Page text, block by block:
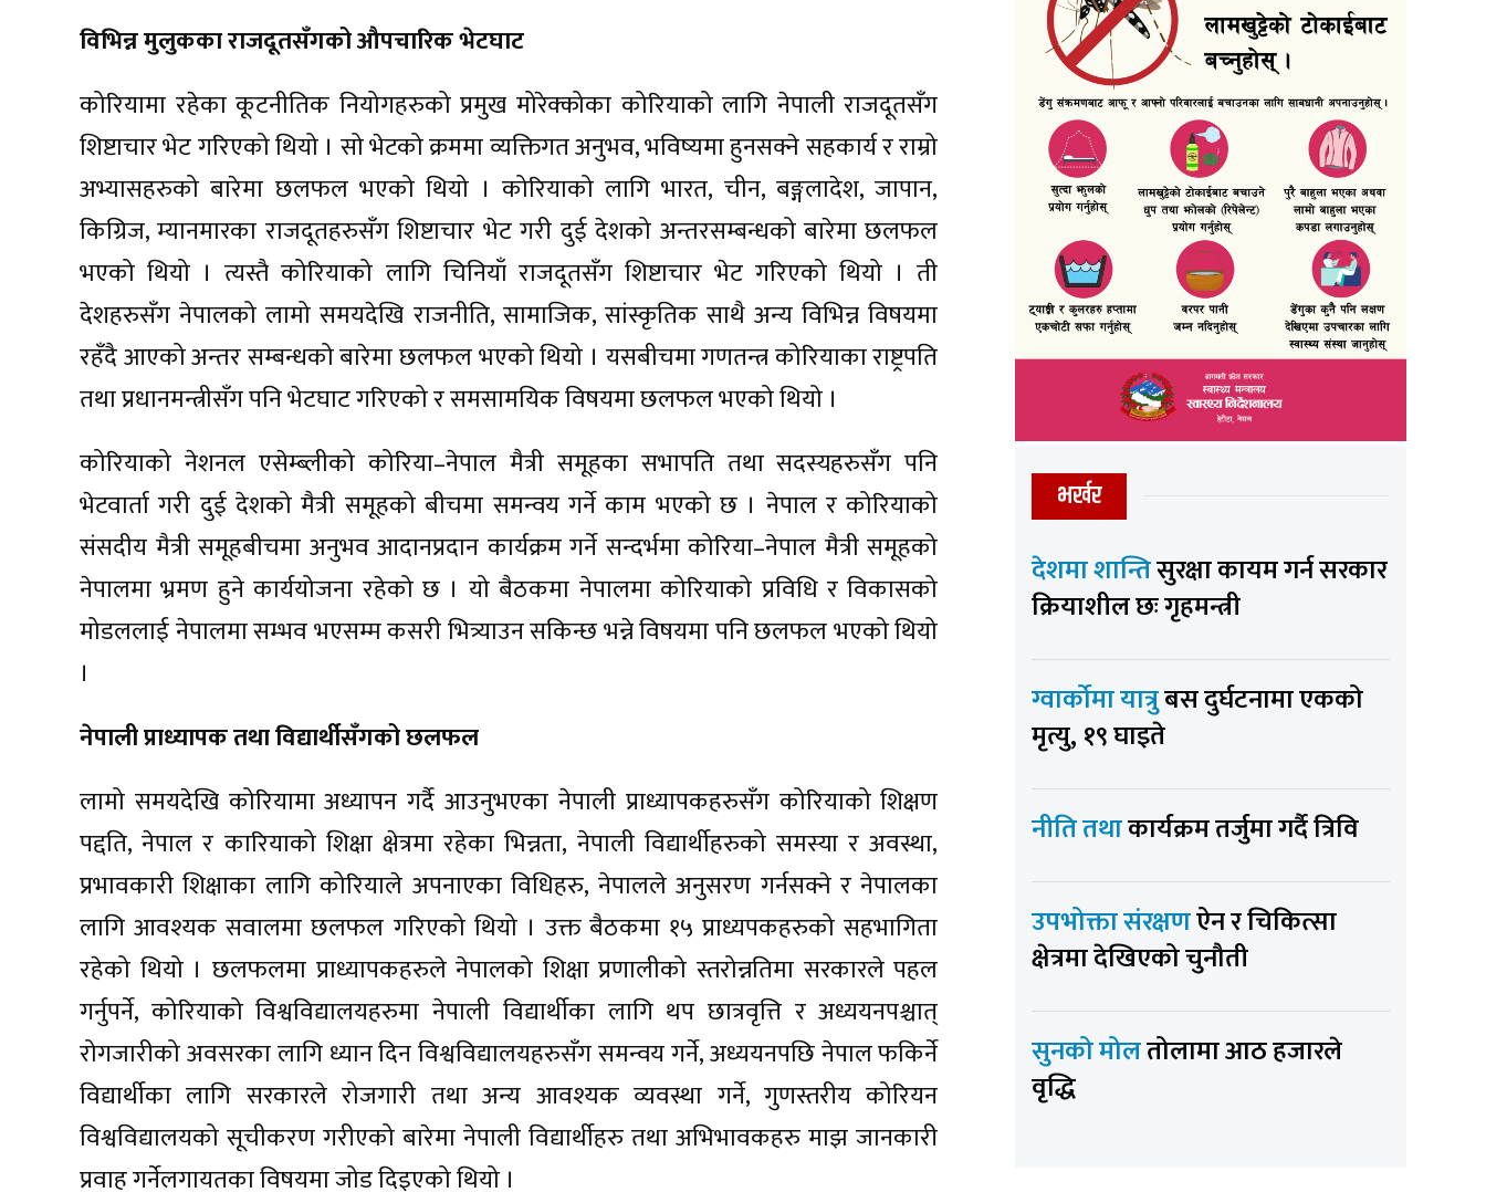
विभिन्न मुलुकका राजदूतसँगको औपचारिक भेटघाट
कोरियामा रहेका कूटनीतिक नियोगहरुको प्रमुख मोरेक्कोका कोरियाको लागि नेपाली राजदूतसँग
शिष्टाचार भेट गरिएको थियो । सो भेटको क्रममा व्यक्तिगत अनुभव, भविष्यमा हुनसक्ने सहकार्य र राम्रो
अभ्यासहरुको बारेमा छलफल भएको थियो । कोरियाको लागि भारत, चीन, बङ्गलादेश, जापान,
किग्रिज, म्यानमारका राजदूतहरुसँग शिष्टाचार भेट गरी दुई देशको अन्तरसम्बन्धको बारेमा छलफल
भएको थियो । त्यस्तै कोरियाको लागि चिनियाँ राजदूतसँग शिष्टाचार भेट गरिएको थियो । ती
देशहरुसँग नेपालको लामो समयदेखि राजनीति, सामाजिक, सांस्कृतिक साथै अन्य विभिन्न विषयमा
रहँदै आएको अन्तर सम्बन्धको बारेमा छलफल भएको थियो । यसबीचमा गणतन्त्र कोरियाका राष्ट्रपति
तथा प्रधानमन्त्रीसँग पनि भेटघाट गरिएको र समसामयिक विषयमा छलफल भएको थियो ।
कोरियाको नेशनल एसेम्ब्लीको कोरिया–नेपाल मैत्री समूहका सभापति तथा सदस्यहरुसँग पनि
भेटवार्ता गरी दुई देशको मैत्री समूहको बीचमा समन्वय गर्ने काम भएको छ । नेपाल र कोरियाको
संसदीय मैत्री समूहबीचमा अनुभव आदानप्रदान कार्यक्रम गर्ने सन्दर्भमा कोरिया–नेपाल मैत्री समूहको
नेपालमा भ्रमण हुने कार्ययोजना रहेको छ । यो बैठकमा नेपालमा कोरियाको प्रविधि र विकासको
मोडललाई नेपालमा सम्भव भएसम्म कसरी भित्र्याउन सकिन्छ भन्ने विषयमा पनि छलफल भएको थियो
।
नेपाली प्राध्यापक तथा विद्यार्थीसँगको छलफल
लामो समयदेखि कोरियामा अध्यापन गर्दै आउनुभएका नेपाली प्राध्यापकहरुसँग कोरियाको शिक्षण
पद्दति, नेपाल र कारियाको शिक्षा क्षेत्रमा रहेका भिन्नता, नेपाली विद्यार्थीहरुको समस्या र अवस्था,
प्रभावकारी शिक्षाका लागि कोरियाले अपनाएका विधिहरु, नेपालले अनुसरण गर्नसक्ने र नेपालका
लागि आवश्यक सवालमा छलफल गरिएको थियो । उक्त बैठकमा १५ प्राध्यपकहरुको सहभागिता
रहेको थियो । छलफलमा प्राध्यापकहरुले नेपालको शिक्षा प्रणालीको स्तरोन्नतिमा सरकारले पहल
गर्नुपर्ने, कोरियाको विश्वविद्यालयहरुमा नेपाली विद्यार्थीका लागि थप छात्रवृत्ति र अध्ययनपश्चात्
रोगजारीको अवसरका लागि ध्यान दिन विश्वविद्यालयहरुसँग समन्वय गर्ने, अध्ययनपछि नेपाल फकिर्ने
विद्यार्थीका लागि सरकारले रोजगारी तथा अन्य आवश्यक व्यवस्था गर्ने, गुणस्तरीय कोरियन
विश्वविद्यालयको सूचीकरण गरीएको बारेमा नेपाली विद्यार्थीहरु तथा अभिभावकहरु माझ जानकारी
प्रवाह गर्नेलगायतका विषयमा जोड दिइएको थियो ।
भर्खर
देशमा शान्तिसुरक्षा कायम गर्न सरकार
क्रियाशील छः गृहमन्त्री
ग्वार्कोमा यात्रुबस दुर्घटनामा एकको
मृत्यु, १९ घाइते
नीति तथाकार्यक्रम तर्जुमा गर्दै त्रिवि
उपभोक्ता संरक्षणऐन र चिकित्सा
क्षेत्रमा देखिएको चुनौती
सुनको मोलतोलामा आठ हजारले
वृद्धि